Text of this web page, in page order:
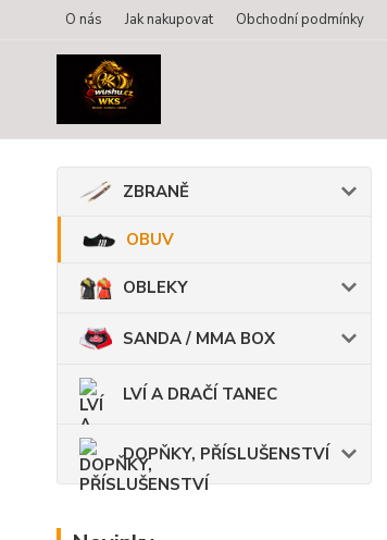
O nás Jak nakupovat Obchodní podmínky
ZBRANĚ
OBUV
OBLEKY
SANDA / MMA BOX
LVÍ A DRAČÍ TANEC
DOPŇKY, PŘÍSLUŠENSTVÍ